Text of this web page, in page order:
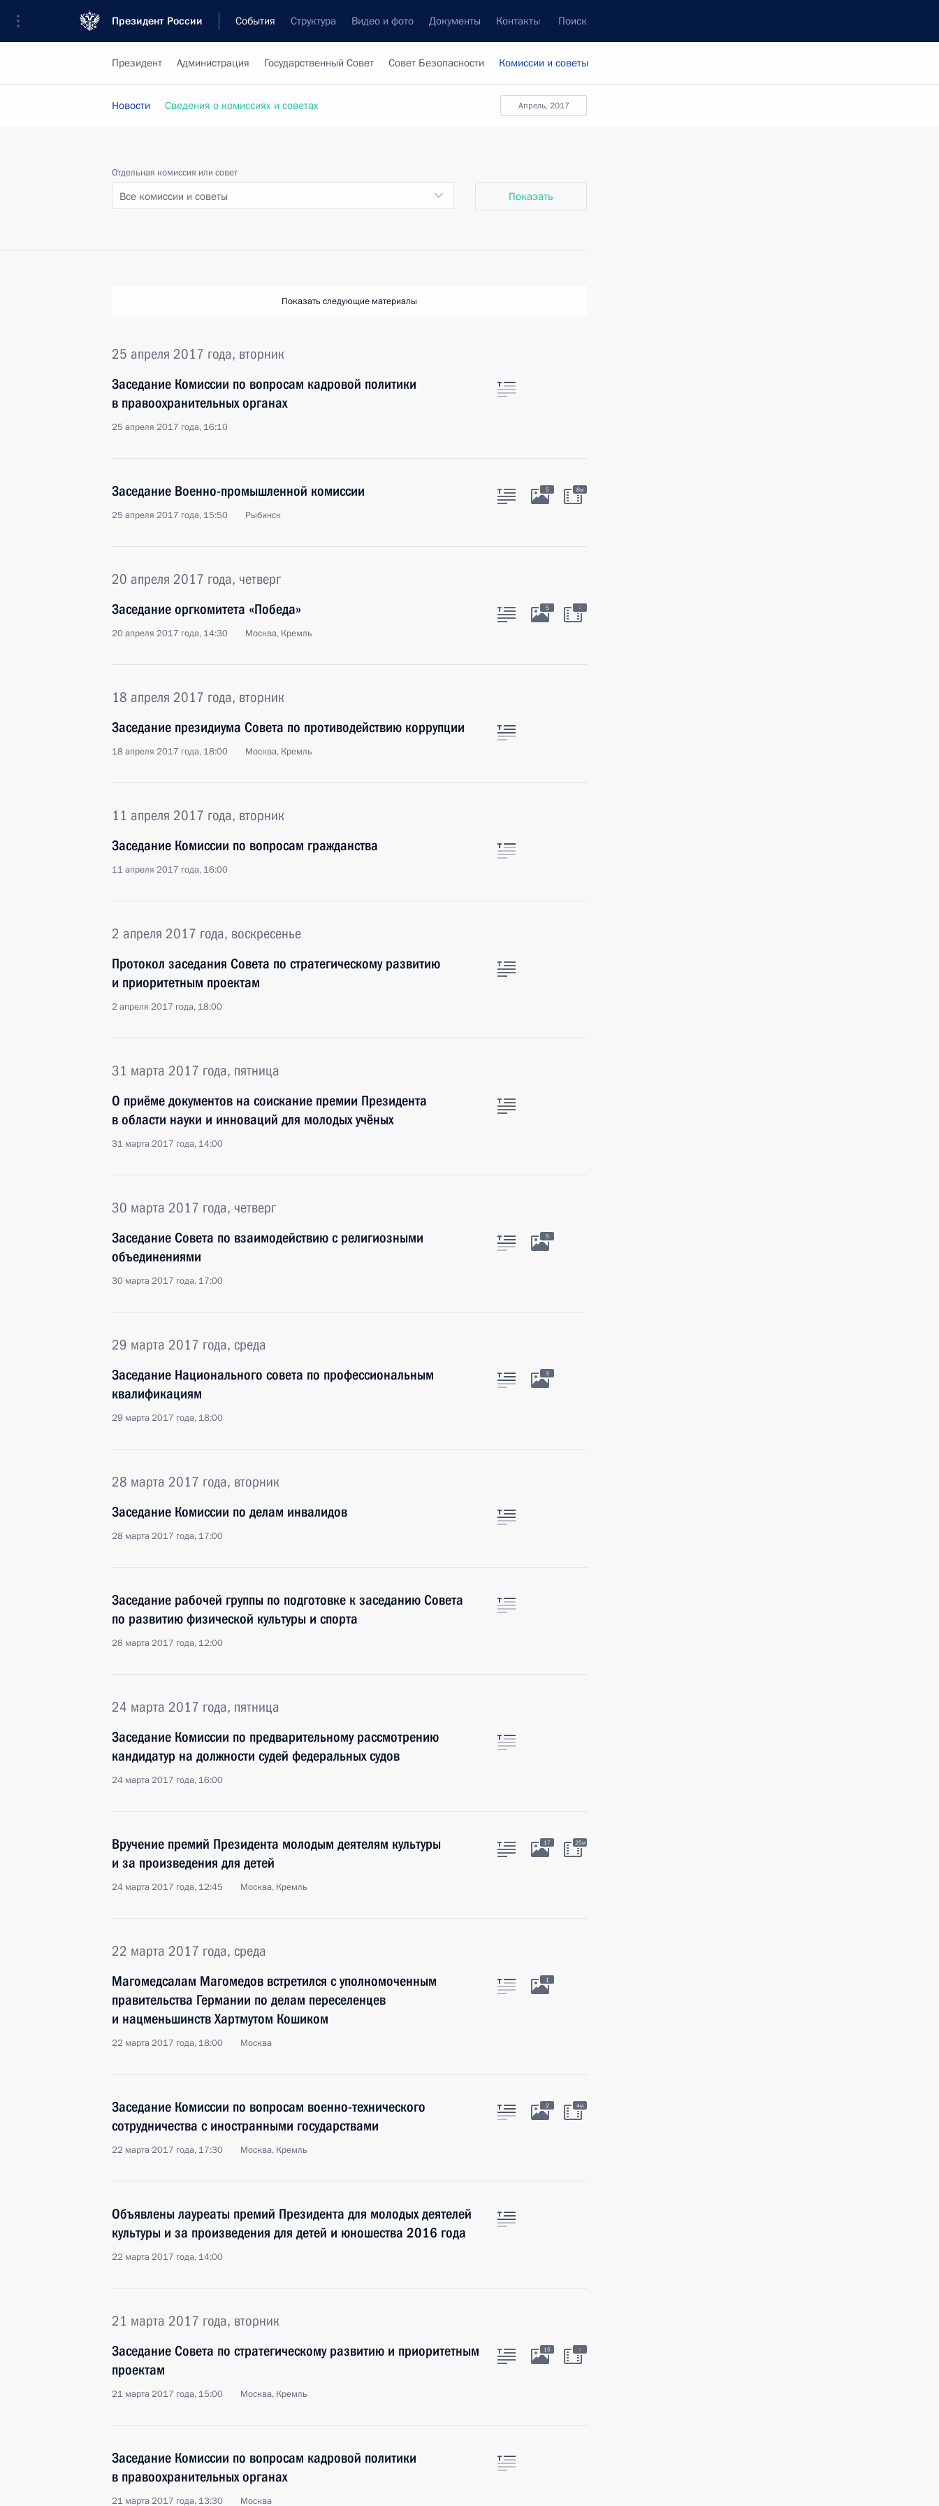
Президент России События Структура Видео и фото Документы Контакты Поиск
Президент Администрация Государственный Совет Совет Безопасности Комиссии и советы
апрель, 2017
Новости Сведения о комиссиях и советах
Отдельная комиссия или совет
Все комиссии и советы Показать
Показать следующие материалы
25 апреля 2017 года, вторник
Заседание Комиссии по вопросам кадровой политики
в правоохранительных органах
25 апреля 2017 года, 16:10
Заседание Военно-промышленной комиссии
25 апреля 2017 года, 15:50 Рыбинск
5 8м
20 апреля 2017 года, четверг
Заседание оргкомитета «Победа»
20 апреля 2017 года, 14:30 Москва, Кремль
5 :
18 апреля 2017 года, вторник
Заседание президиума Совета по противодействию коррупции
18 апреля 2017 года, 18:00 Москва, Кремль
11 апреля 2017 года, вторник
Заседание Комиссии по вопросам гражданства
11 апреля 2017 года, 16:00
2 апреля 2017 года, воскресенье
Протокол заседания Совета по стратегическому развитию
и приоритетным проектам
2 апреля 2017 года, 18:00
31 марта 2017 года, пятница
О приёме документов на соискание премии Президента
в области науки и инноваций для молодых учёных
31 марта 2017 года, 14:00
30 марта 2017 года, четверг
Заседание Совета по взаимодействию с религиозными
объединениями
30 марта 2017 года, 17:00
5
29 марта 2017 года, среда
Заседание Национального совета по профессиональным
квалификациям
29 марта 2017 года, 18:00
3
28 марта 2017 года, вторник
Заседание Комиссии по делам инвалидов
28 марта 2017 года, 17:00
Заседание рабочей группы по подготовке к заседанию Совета
по развитию физической культуры и спорта
28 марта 2017 года, 12:00
24 марта 2017 года, пятница
Заседание Комиссии по предварительному рассмотрению
кандидатур на должности судей федеральных судов
24 марта 2017 года, 16:00
Вручение премий Президента молодым деятелям культуры
и за произведения для детей
24 марта 2017 года, 12:45 Москва, Кремль
17 25м
22 марта 2017 года, среда
Магомедсалам Магомедов встретился с уполномоченным
правительства Германии по делам переселенцев
и нацменьшинств Хартмутом Кошиком
22 марта 2017 года, 18:00 Москва
1
Заседание Комиссии по вопросам военно-технического
сотрудничества с иностранными государствами
22 марта 2017 года, 17:30 Москва, Кремль
2 4м
Объявлены лауреаты премий Президента для молодых деятелей
культуры и за произведения для детей и юношества 2016 года
22 марта 2017 года, 14:00
21 марта 2017 года, вторник
Заседание Совета по стратегическому развитию и приоритетным
проектам
21 марта 2017 года, 15:00 Москва, Кремль
15 :
Заседание Комиссии по вопросам кадровой политики
в правоохранительных органах
21 марта 2017 года, 13:30 Москва